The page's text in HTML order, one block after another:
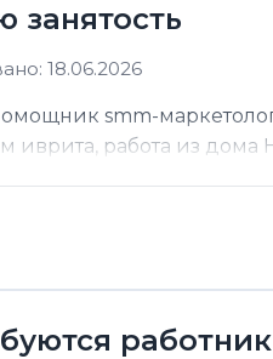
занятость
18.06.2026
smm-
иврита, работа из